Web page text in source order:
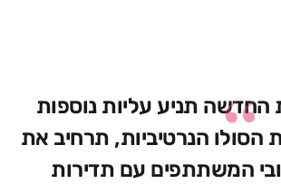
תניע עליות נוספות
הסולו הנרטיביות, תרחיב את
המשתתפים עם תדירות